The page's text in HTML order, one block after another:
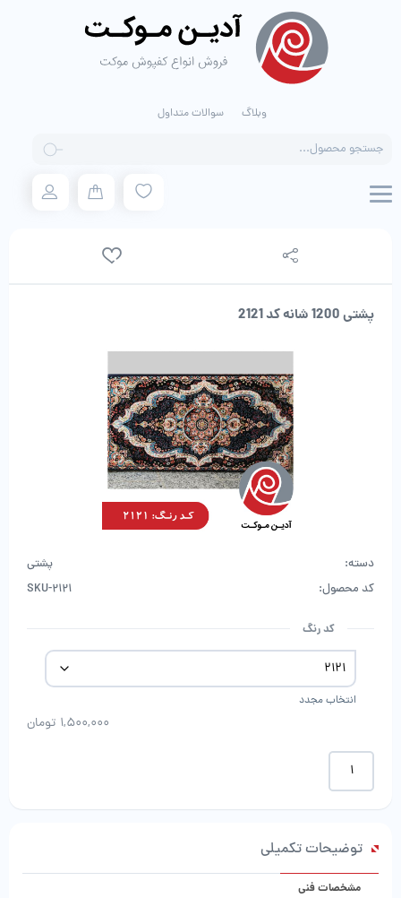
وبلاگ سوالات متداول
search
پشتی 1200 شانه کد 2121
دسته:
پشتی
کد محصول:
SKU-2121
کد رنگ
انتخاب مجدد
1,500,000 تومان
پشتی
1200
شانه
عددتوضیحات تکمیلی
مشخصات فنی